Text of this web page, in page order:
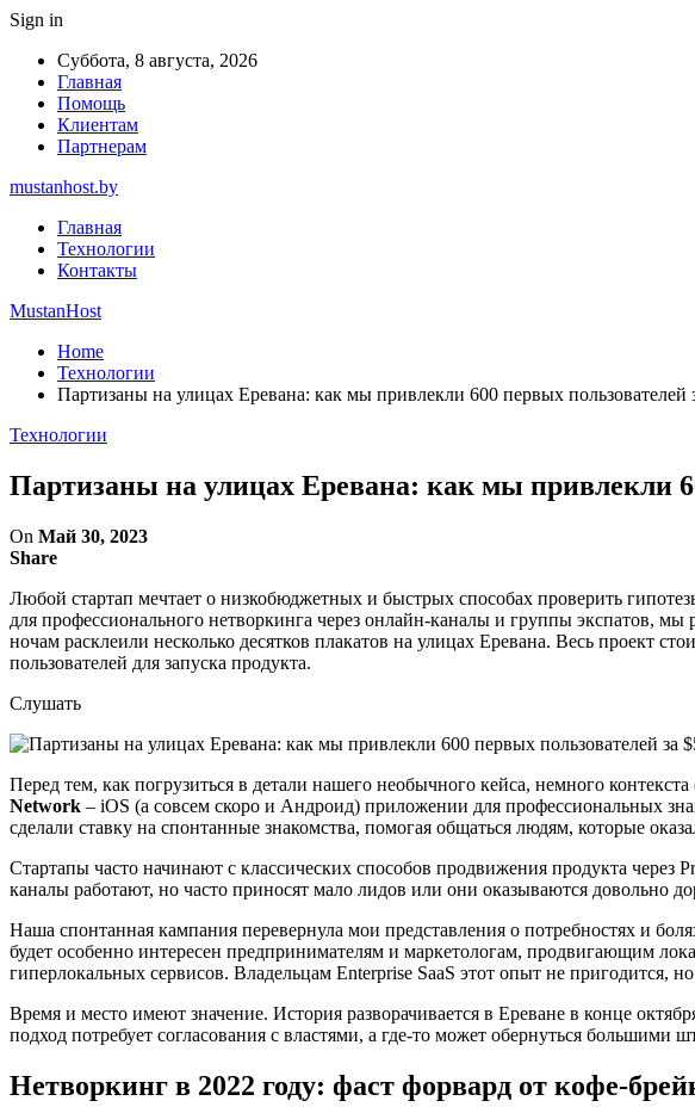
Sign in
Суббота, 8 августа, 2026
Главная
Помощь
Клиентам
Партнерам
mustanhost.by
Главная
Технологии
Контакты
MustanHost
Home
Технологии
Партизаны на улицах Еревана: как мы привлекли 600 первых
Технологии
Партизаны на улицах Еревана: как мы привлекли
On Май 30, 2023
Share
Любой стартап мечтает о низкобюджетных и быстрых способах проверить
для профессионального нетворкинга через онлайн-каналы и группы экспатов,
ночам расклеили несколько десятков плакатов на улицах Еревана. Весь проект
пользователей для запуска продукта.
Слушать
Перед тем, как погрузиться в детали нашего необычного кейса, немного
Network – iOS (а совсем скоро и Андроид) приложении для профессиональных
сделали ставку на спонтанные знакомства, помогая общаться людям, которые
Стартапы часто начинают с классических способов продвижения продукта
каналы работают, но часто приносят мало лидов или они оказываются довольно
Наша спонтанная кампания перевернула мои представления о потребностях и
будет особенно интересен предпринимателям и маркетологам, продвигающим
гиперлокальных сервисов. Владельцам Enterprise SaaS этот опыт не пригодится,
Время и место имеют значение. История разворачивается в Ереване в конце
подход потребует согласования с властями, а где-то может обернуться большими
Нетворкинг в 2022 году: фаст форвард от кофе-